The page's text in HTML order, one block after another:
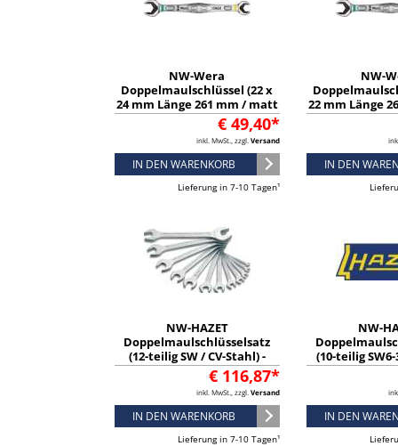
NW-Wera
Doppelmaulschlüssel (22 x
24 mm Länge 261 mm / matt
verchromt) - 05020261001
€ 49,40*
inkl. MwSt., zzgl. Versand
IN DEN WARENKORB
Lieferung in 7-10 Tagen¹
NW-
22 mm Länge
verchromt) -
IN DEN
NW-HAZET
Doppelmaulschlüsselsatz
(12-teilig SW / CV-Stahl) -
450N/12€ 116,87*
inkl. MwSt., zzgl. Versand
IN DEN WARENKORB
Lieferung in 7-10 Tagen¹
NW-
(10-teilig
Stahl) -
IN DEN